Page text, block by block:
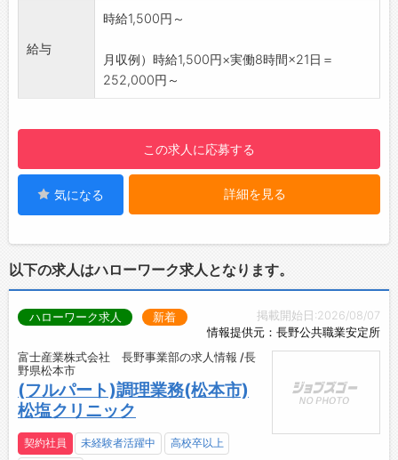
【社内設備】
冷蔵庫
電子レンジ
給与
時給1,500円～
月収例）時給1,500円×実働8時間×21日＝
252,000円～
この求人に応募する
気になる 詳細を見る
以下の求人はハローワーク求人となります。
掲載開始日:2026/08/07
情報提供元：長野公共職業安定所
ハローワーク求人 新着
富士産業株式会社 長野事業部の求人情報 /長
野県松本市
(フルパート)調理業務(松本市)
松塩クリニック
契約社員 未経験者活躍中
高校卒以上